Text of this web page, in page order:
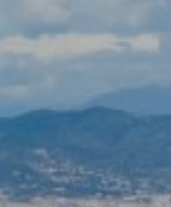
Ils permettent
utilisateurs de
type de
Web pour
utilisateurs afin
utilisateurs du
sauvegarder les
pour améliorer